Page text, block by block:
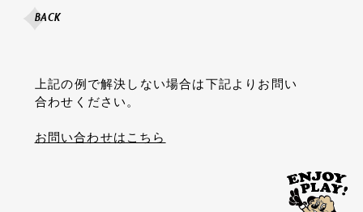
BACK
上記の例で解決しない場合は下記よりお問い
合わせください。
お問い合わせはこちら